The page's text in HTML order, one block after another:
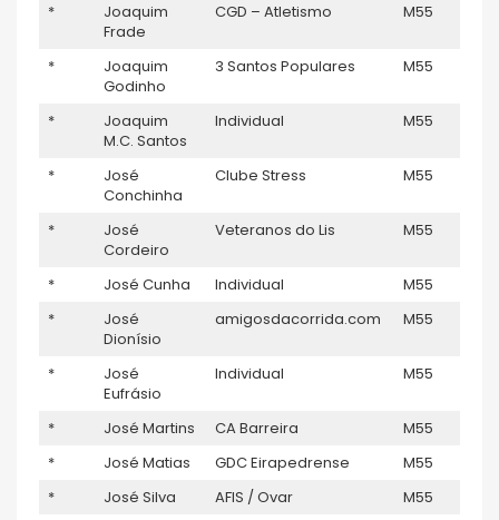
*
Joaquim
Frade
CGD – Atletismo M55
*
Joaquim
Godinho
3 Santos Populares M55
*
Joaquim
M.C. Santos
Individual M55
*
José
Conchinha
Clube Stress M55
*
José
Cordeiro
Veteranos do Lis M55
* José Cunha Individual M55
*
José
Dionísio
amigosdacorrida.com M55
*
José
Eufrásio
Individual M55
* José Martins CA Barreira M55
*
José Matias GDC Eirapedrense M55
*
José Silva AFIS / Ovar M55